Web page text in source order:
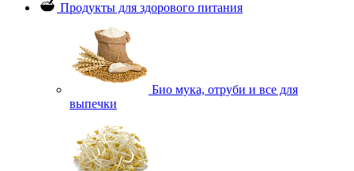
Продукты для здорового питания
Био мука, отруби и все для
выпечки